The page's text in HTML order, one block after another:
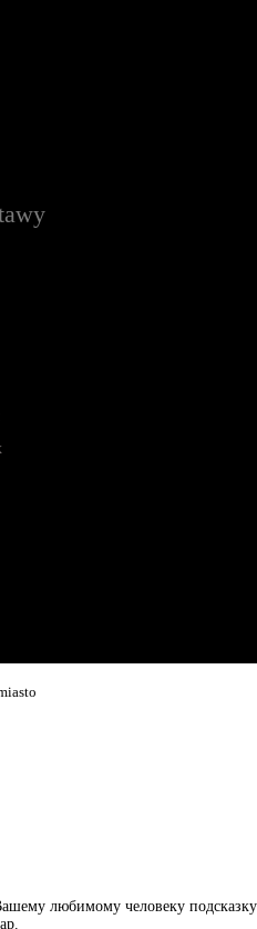
любимому человеку подсказку